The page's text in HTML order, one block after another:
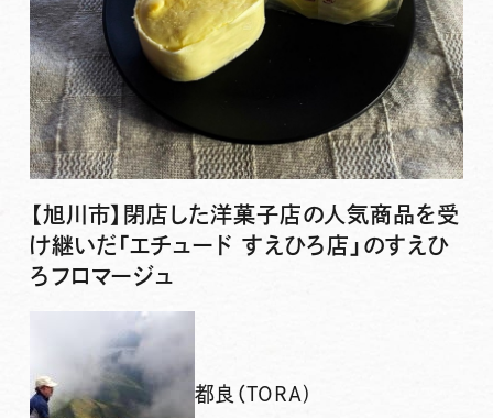
【旭川市】閉店した洋菓子店の人気商品を受
け継いだ「エチュード すえひろ店」のすえひ
ろフロマージュ
都良（TORA)